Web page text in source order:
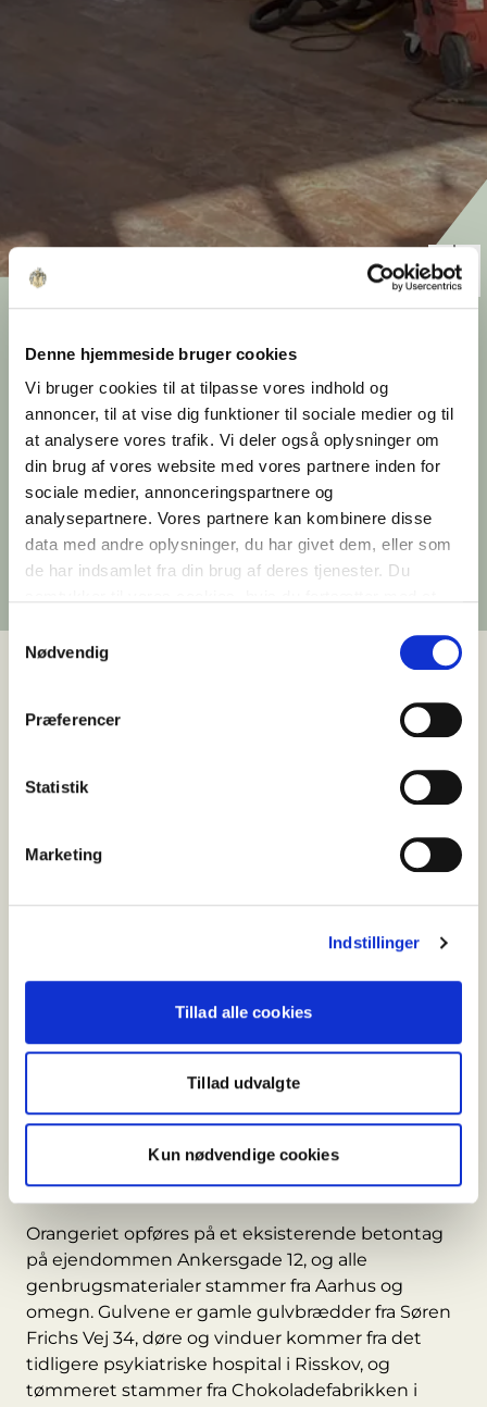
Denne hjemmeside bruger cookies
Vi bruger cookies til at tilpasse vores indhold og
annoncer, til at vise dig funktioner til sociale medier og til
at analysere vores trafik. Vi deler også oplysninger om
din brug af vores website med vores partnere inden for
sociale medier, annonceringspartnere og
analysepartnere. Vores partnere kan kombinere disse
data med andre oplysninger, du har givet dem, eller som
de har indsamlet fra din brug af deres tjenester. Du
Samtykkevalg
Nødvendig
Præferencer
Statistik
Marketing
Indstillinger
Tillad alle cookies
Tillad udvalgte
Kun nødvendige cookies
Orangeri af genbrug: 90
procent af materialerne
har haft et tidligere liv
På taget af den tidligere postterminal i
Ankersgade opfører Ejendomsselskabet Olav
de Linde et orangeri, hvor 90 procent af
materialerne er genbrug og kan spores tilbage
til deres oprindelse.
Udgivet 29. september 2020
På taget af den tidligere postterminal i
Her opfører Ejendomsselskabet Olav de Linde et
140 m² stort orangeri, hvor omkring 90 procent af
byggemateriale kan spores tilbage til sin
næsten udelukkende med brugte materialer –
– Projektet udføres for at vise, at det godt kan
udelukkende med genbrug – i dette tilfælde 90
procent – og for at blive klogere på, hvad det
kræver i praksis, sigerOlav de Linde.
Materialer med lokal historie
Orangeriet opføres på et eksisterende betontag
på ejendommen Ankersgade 12, og alle
genbrugsmaterialer stammer fra Aarhus og
omegn. Gulvene er gamle gulvbrædder fra Søren
Frichs Vej 34, døre og vinduer kommer fra det
tidligere psykiatriske hospital i Risskov, og
tømmeret stammer fra Chokoladefabrikken i